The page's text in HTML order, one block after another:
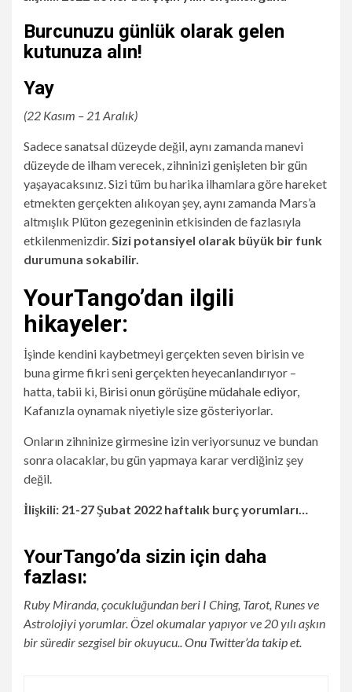
Burcunuzu günlük olarak gelen
kutunuza alın!
Yay
(22 Kasım – 21 Aralık)
Sadece sanatsal düzeyde değil, aynı zamanda manevi
düzeyde de ilham verecek, zihninizi genişleten bir gün
yaşayacaksınız. Sizi tüm bu harika ilhamlara göre hareket
etmekten gerçekten alıkoyan şey, aynı zamanda Mars’a
altmışlık Plüton gezegeninin etkisinden de fazlasıyla
etkilenmenizdir.Sizi potansiyel olarak büyük bir funk
durumuna sokabilir.
YourTango’dan ilgili
hikayeler:
İşinde kendini kaybetmeyi gerçekten seven birisin ve
buna girme fikri seni gerçekten heyecanlandırıyor –
hatta, tabii ki, Birisi onun görüşüne müdahale ediyor,
Kafanızla oynamak niyetiyle size gösteriyorlar.
Onların zihninize girmesine izin veriyorsunuz ve bundan
sonra olacaklar, bu gün yapmaya karar verdiğiniz şey
değil.
İlişkili: 21-27 Şubat 2022 haftalık burç yorumları…
YourTango’da sizin için daha
fazlası:
Ruby Miranda, çocukluğundan beri I Ching, Tarot, Runes ve
Astrolojiyi yorumlar. Özel okumalar yapıyor ve 20 yılı aşkın
bir süredir sezgisel bir okuyucu.. Onu Twitter’da takip et.